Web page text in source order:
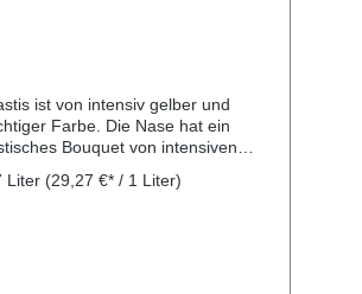
ist von intensiv gelber und
Farbe. Die Nase hat ein
Bouquet von intensiven
ausgewogen und angenehm.
Liter (29,27 €* / 1 Liter)